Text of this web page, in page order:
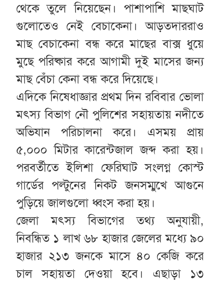
থেকে তুলে নিয়েছেন। পাশাপাশি মাছঘাট
গুলোতেও নেই বেচাকেনা। আড়তদাররাও
মাছ বেচাকেনা বন্ধ করে মাছের বাক্স ধুয়ে
মুছে পরিষ্কার করে আগামী দুই মাসের জন্য
মাছ বেঁচা কেনা বন্ধ করে দিয়েছে।
এদিকে নিষেধাজ্ঞার প্রথম দিন রবিবার ভোলা
মৎস্য বিভাগ নৌ পুলিশের সহায়তায় নদীতে
অভিযান পরিচালনা করে। এসময় প্রায়
৫,০০০ মিটার কারেন্টজাল জব্দ করা হয়।
পরবর্তীতে ইলিশা ফেরিঘাট সংলগ্ন কোস্ট
গার্ডের পল্টুনের নিকট জনসম্মুখে আগুনে
পুড়িয়ে জালগুলো ধ্বংস করা হয়।
জেলা মৎস্য বিভাগের তথ্য অনুযায়ী,
নিবন্ধিত ১ লাখ ৬৮ হাজার জেলের মধ্যে ৯০
হাজার ২১৩ জনকে মাসে ৪০ কেজি করে
চাল সহায়তা দেওয়া হবে। এছাড়া ১৩